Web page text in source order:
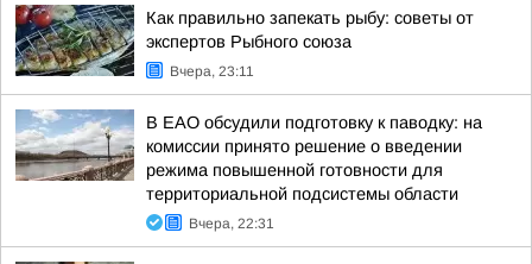
Как правильно запекать рыбу: советы от
экспертов Рыбного союза
Вчера, 23:11
В ЕАО обсудили подготовку к паводку: на
комиссии принято решение о введении
режима повышенной готовности для
территориальной подсистемы области
Вчера, 22:31